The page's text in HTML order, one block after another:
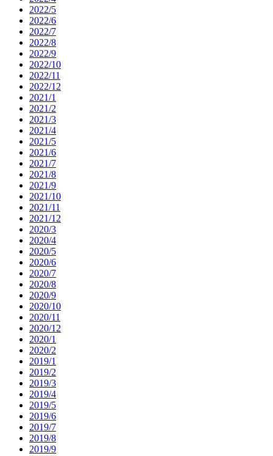
2022/5
2022/6
2022/7
2022/8
2022/9
2022/10
2022/11
2022/12
2021/1
2021/2
2021/3
2021/4
2021/5
2021/6
2021/7
2021/8
2021/9
2021/10
2021/11
2021/12
2020/3
2020/4
2020/5
2020/6
2020/7
2020/8
2020/9
2020/10
2020/11
2020/12
2020/1
2020/2
2019/1
2019/2
2019/3
2019/4
2019/5
2019/6
2019/7
2019/8
2019/9